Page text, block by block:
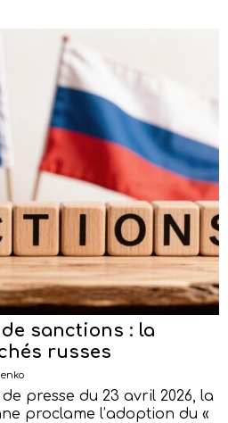
sanctions : la
russes
presse du 23 avril 2026, la
proclame l’adoption du «